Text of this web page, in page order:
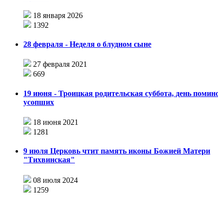
18 января 2026
1392
28 февраля - Неделя о блудном сыне
27 февраля 2021
669
19 июня - Троицкая родительская суббота, день
усопших
18 июня 2021
1281
9 июля Церковь чтит память иконы Божией Матери
"Тихвинская"
08 июля 2024
1259